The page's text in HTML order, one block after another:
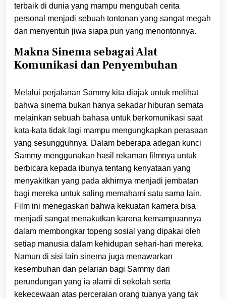
terbaik di dunia yang mampu mengubah cerita
personal menjadi sebuah tontonan yang sangat megah
dan menyentuh jiwa siapa pun yang menontonnya.
Makna Sinema sebagai Alat
Komunikasi dan Penyembuhan
Melalui perjalanan Sammy kita diajak untuk melihat
bahwa sinema bukan hanya sekadar hiburan semata
melainkan sebuah bahasa untuk berkomunikasi saat
kata-kata tidak lagi mampu mengungkapkan perasaan
yang sesungguhnya. Dalam beberapa adegan kunci
Sammy menggunakan hasil rekaman filmnya untuk
berbicara kepada ibunya tentang kenyataan yang
menyakitkan yang pada akhirnya menjadi jembatan
bagi mereka untuk saling memahami satu sama lain.
Film ini menegaskan bahwa kekuatan kamera bisa
menjadi sangat menakutkan karena kemampuannya
dalam membongkar topeng sosial yang dipakai oleh
setiap manusia dalam kehidupan sehari-hari mereka.
Namun di sisi lain sinema juga menawarkan
kesembuhan dan pelarian bagi Sammy dari
perundungan yang ia alami di sekolah serta
kekecewaan atas perceraian orang tuanya yang tak